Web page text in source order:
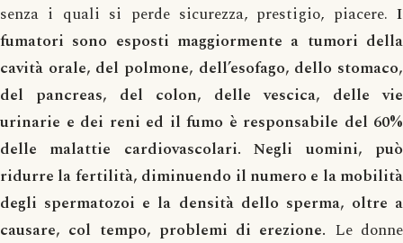
senza i quali si perde sicurezza, prestigio, piacere. I
fumatori sono esposti maggiormente a tumori della
cavità orale, del polmone, dell’esofago, dello stomaco,
del pancreas, del colon, delle vescica, delle vie
urinarie e dei reni ed il fumo è responsabile del 60%
delle malattie cardiovascolari. Negli uomini, può
ridurre la fertilità, diminuendo il numero e la mobilità
degli spermatozoi e la densità dello sperma, oltre a
causare, col tempo, problemi di erezione. Le donne